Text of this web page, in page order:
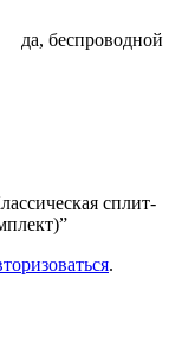
да, беспроводной
сплит-
.